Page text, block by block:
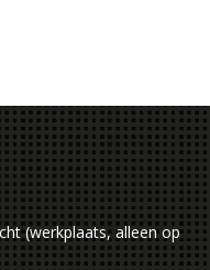
(werkplaats, alleen op